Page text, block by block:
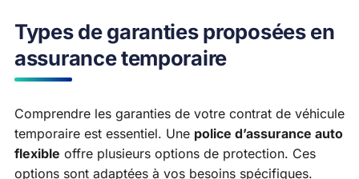
Types de garanties proposées en
assurance temporaire
Comprendre les garanties de votre contrat de véhicule
temporaire est essentiel. Une police d’assurance auto
flexible offre plusieurs options de protection. Ces
options sont adaptées à vos besoins spécifiques.